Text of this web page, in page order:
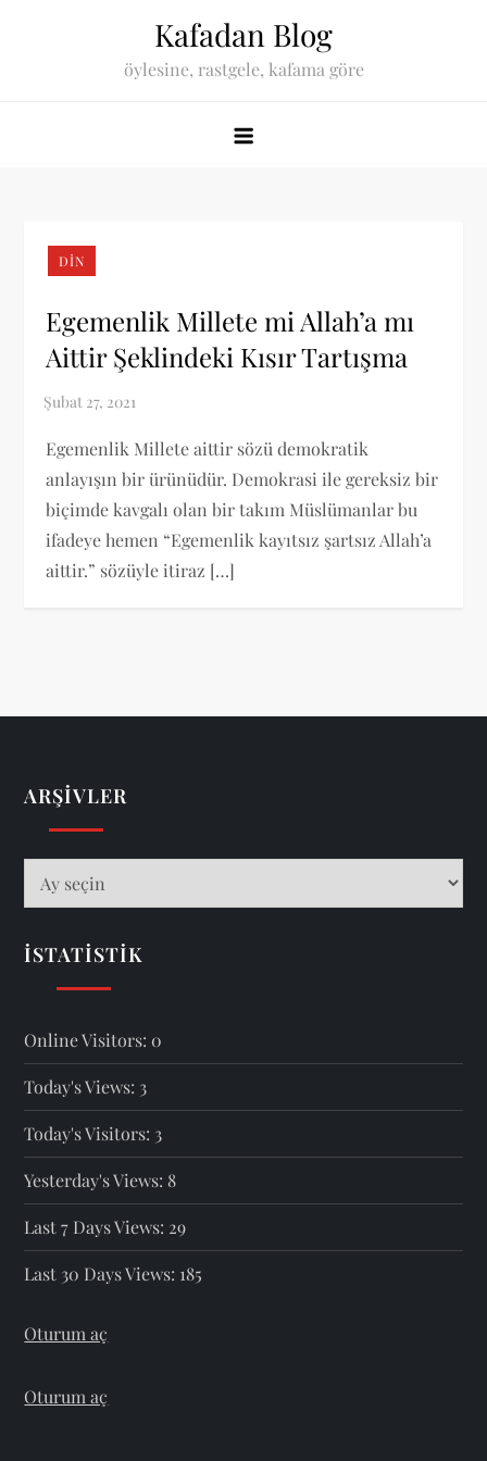
Kafadan Blog
öylesine, rastgele, kafama göre
DIN
Egemenlik Millete mi Allah’a mı
Aittir Şeklindeki Kısır Tartışma
Egemenlik Millete aittir sözü demokratik
anlayışın bir ürünüdür. Demokrasi ile gereksiz bir
biçimde kavgalı olan bir takım Müslümanlar bu
ifadeye hemen “Egemenlik kayıtsız şartsız Allah’a
aittir.” sözüyle itiraz […]
ARŞIVLER
İSTATISTIK
Online Visitors: 0
Today's Views: 3
Today's Visitors: 3
Yesterday's Views:8
Last 7 Days Views: 29
Last 30 Days Views: 185
Oturum aç
Oturum aç